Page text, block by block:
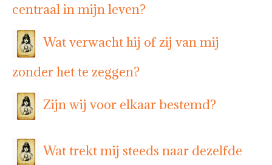
centraal in mijn leven?
Wat verwacht hij of zij van mij
zonder het te zeggen?
Zijn wij voor elkaar bestemd?
Wat trekt mij steeds naar dezelfde